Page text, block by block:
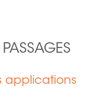
applications